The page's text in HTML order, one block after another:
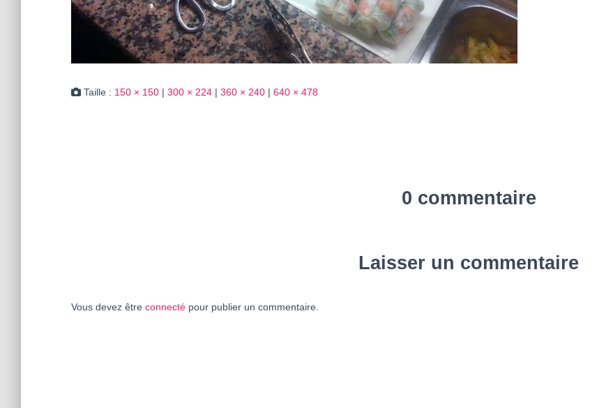
Taille : 150 × 150 | 300 × 224 | 360 × 240 | 640 × 478
0 commentaire
Laisser un commentaire
Vous devez être connecté pour publier un commentaire.